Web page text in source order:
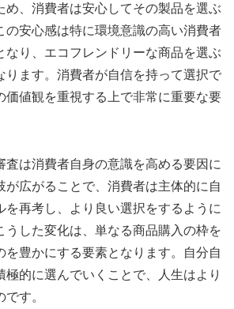
め、消費者は安心してその製品を選ぶ
の安心感は特に環境意識の高い消費者
なり、エコフレンドリーな商品を選ぶ
ります。消費者が自信を持って選択で
価値観を重視する上で非常に重要な要
査は消費者自身の意識を高める要因に
が広がることで、消費者は主体的に自
を再考し、より良い選択をするように
うした変化は、単なる商品購入の枠を
を豊かにする要素となります。自分自
極的に選んでいくことで、人生はより
す。